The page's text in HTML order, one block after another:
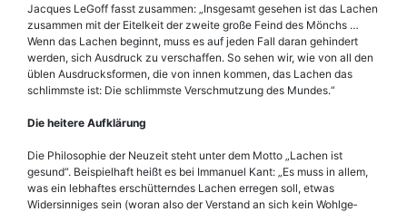
Jacques LeGoff fasst zusammen: „Insgesamt gesehen ist das Lachen
zusammen mit der Eitelkeit der zweite große Feind des Mönchs …
Wenn das Lachen beginnt, muss es auf jeden Fall daran gehindert
werden, sich Ausdruck zu verschaffen. So sehen wir, wie von all den
üblen Ausdrucksformen, die von innen kommen, das Lachen das
schlimmste ist: Die schlimmste Verschmutzung des Mundes.“
Die heitere Aufklärung
Die Philosophie der Neuzeit steht unter dem Motto „Lachen ist
gesund“. Beispielhaft heißt es bei Immanuel Kant: „Es muss in allem,
was ein lebhaftes erschütterndes Lachen erregen soll, etwas
Widersinniges sein (woran also der Verstand an sich kein Wohlge­